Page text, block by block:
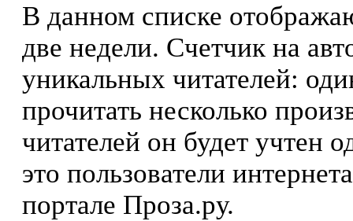
В данном списке
две недели. Счетчик на
уникальных читателей:
прочитать несколько
читателей он будет учтен
это пользователи
портале Проза.ру.